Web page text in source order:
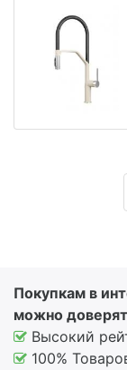
Покупкам в
можно
Высокий
100%